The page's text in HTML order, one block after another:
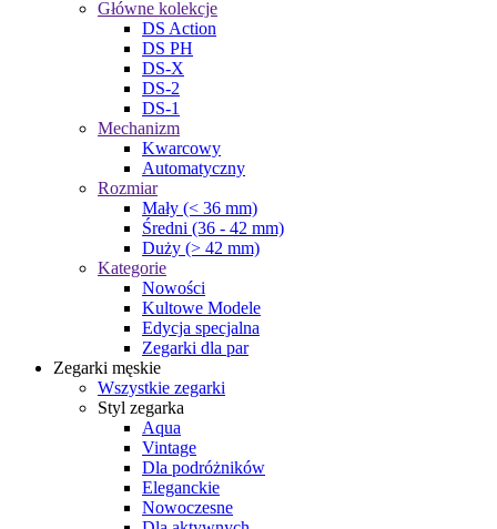
Główne kolekcje
DS Action
DS PH
DS-X
DS-2
DS-1
Mechanizm
Kwarcowy
Automatyczny
Rozmiar
Mały (< 36 mm)
Średni (36 - 42 mm)
Duży (> 42 mm)
Kategorie
Nowości
Kultowe Modele
Edycja specjalna
Zegarki dla par
Zegarki męskie
Wszystkie zegarki
Styl zegarka
Aqua
Vintage
Dla podróżników
Eleganckie
Nowoczesne